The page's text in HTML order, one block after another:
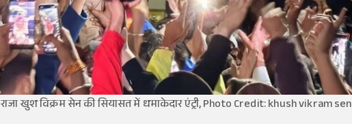
राजा खुश विक्रम सेन की सियासत में धमाकेदार एंट्री, Photo Credit: khush vikram sen